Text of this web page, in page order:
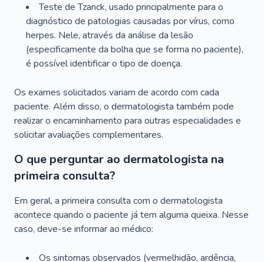
Teste de Tzanck, usado principalmente para o
diagnóstico de patologias causadas por vírus, como
herpes. Nele, através da análise da lesão
(especificamente da bolha que se forma no paciente),
é possível identificar o tipo de doença.
Os exames solicitados variam de acordo com cada
paciente. Além disso, o dermatologista também pode
realizar o encaminhamento para outras especialidades e
solicitar avaliações complementares.
O que perguntar ao dermatologista na
primeira consulta?
Em geral, a primeira consulta com o dermatologista
acontece quando o paciente já tem alguma queixa. Nesse
caso, deve-se informar ao médico:
Os sintomas observados (vermelhidão, ardência,